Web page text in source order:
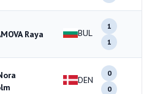
Raya BUL
1
1
DEN
0
0